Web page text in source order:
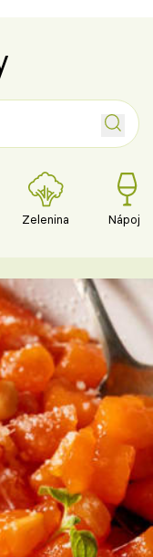
Zelenina Nápoje